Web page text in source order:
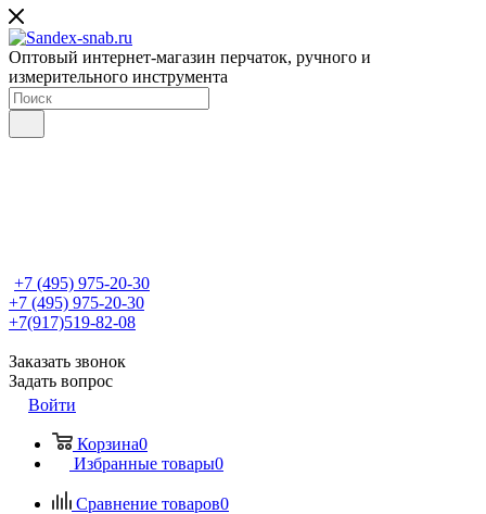
Оптовый интернет-магазин перчаток, ручного и
измерительного инструмента
+7 (495) 975-20-30
+7 (495) 975-20-30
+7(917)519-82-08
Заказать звонок
Задать вопрос
Войти
Корзина0
Избранные товары0
Сравнение товаров0